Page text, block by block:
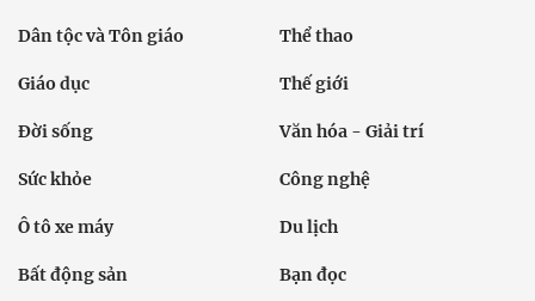
Dân tộc và Tôn giáo Thể thao
Giáo dục Thế giới
Đời sống Văn hóa - Giải trí
Sức khỏe Công nghệ
Ô tô xe máy Du lịch
Bất động sản Bạn đọc